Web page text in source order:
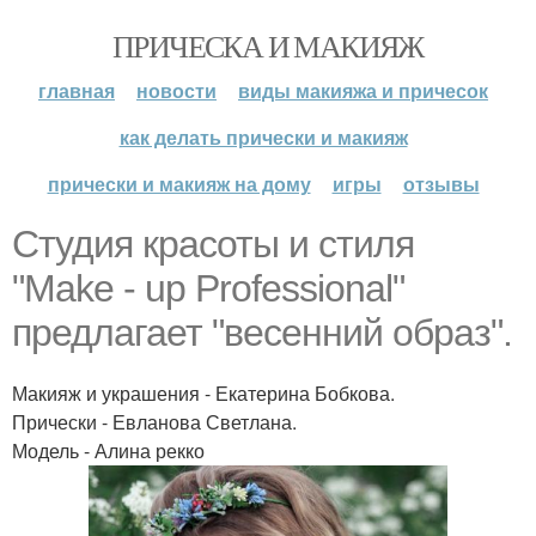
ПРИЧЕСКА И МАКИЯЖ
главная новости
виды макияжа и причесок
как делать прически и макияж
прически и макияж на дому
игры отзывы
Студия красоты и стиля
"Make - up Professional"
предлагает "весенний образ".
Макияж и украшения - Екатерина Бобкова.
Прически - Евланова Светлана.
Модель - Алина рекко